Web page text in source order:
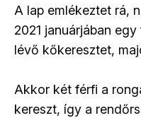
A lap emlékeztet rá,
2021 januárjában
lévő kőkeresztet,
Akkor két férfi a
kereszt, így a